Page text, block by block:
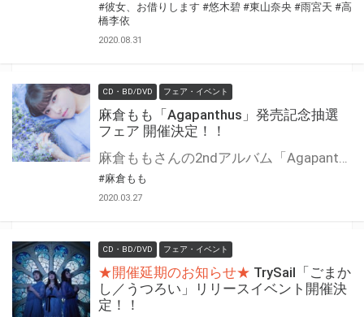
#彼女、お借りします #悠木碧 #東山奈央 #雨宮天 #高
橋李依
2020.08.31
CD・BD/DVD フェア・イベント
麻倉もも「Agapanthus」発売記念抽選
フェア 開催決定！！
麻倉ももさんの2ndアルバム「Agapanthus」の発売を記念して、抽選フェアを開催いたします！ 期間中に、とらのあな対象店舗にて対象商品を全額内金でご予約、もしくはご購入いただいた方に「応募抽選シリアル」をお渡しいたします。 専用フォームからご応募の方に抽選で豪華賞品をプレゼント！
#麻倉もも
2020.03.27
CD・BD/DVD フェア・イベント
★開催延期のお知らせ★ TrySail「ごまか
し／うつろい」リリースイベント開催決
定！！